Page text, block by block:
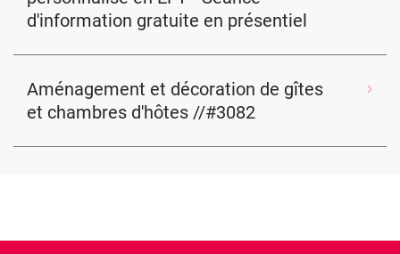
d'information gratuite en présentiel
Aménagement et décoration de gîtes
et chambres d'hôtes //#3082